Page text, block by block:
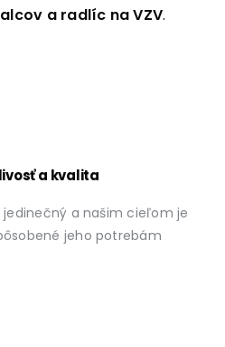
a radlíc na VZV.
a kvalita
jedinečný a našim cieľom je
jeho potrebám